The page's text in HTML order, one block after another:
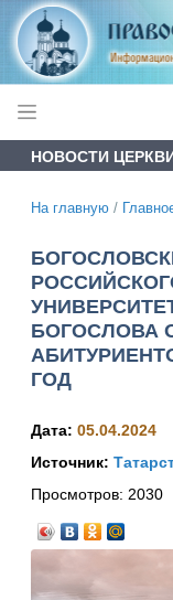
НОВОСТИ
На главную /
БОГОСЛОВА
ГОД
Дата: 05.04.2024
Источник:
Просмотров: 2030